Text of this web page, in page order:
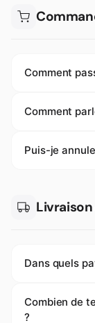
Comment
Comment
Puis-je
Dans quels
Combien de
?